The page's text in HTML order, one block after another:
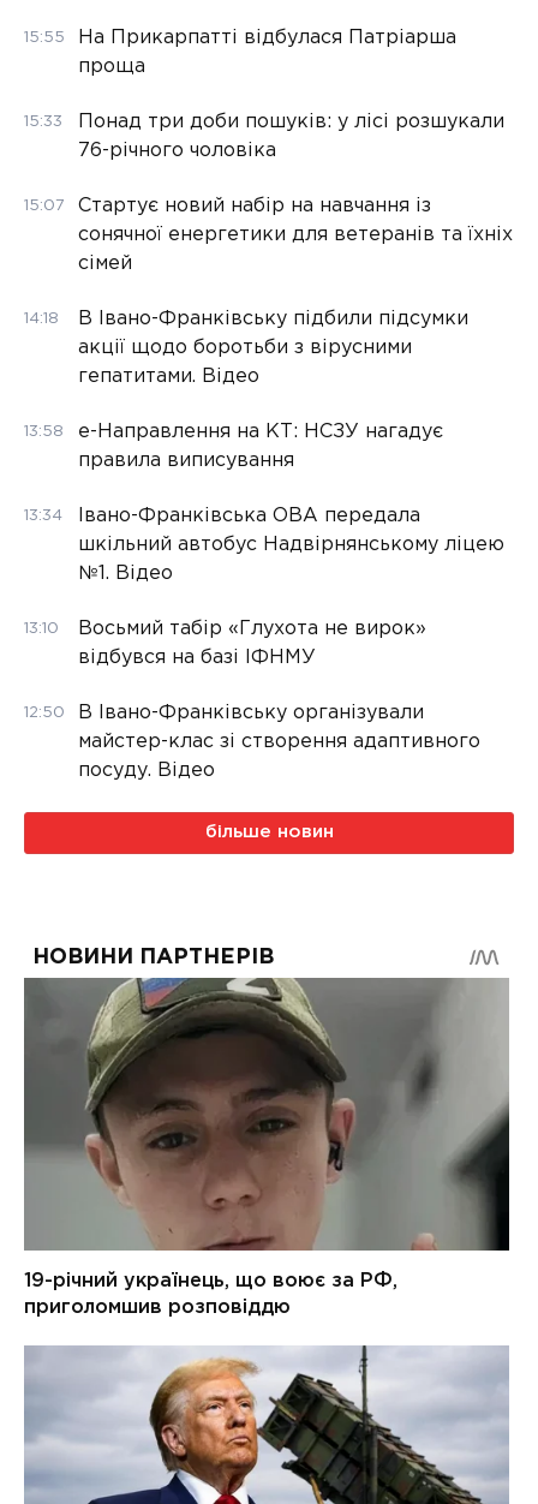
15:55
На Прикарпатті відбулася Патріарша
проща
15:33
Понад три доби пошуків: у лісі розшукали
76-річного чоловіка
15:07
Стартує новий набір на навчання із
сонячної енергетики для ветеранів та їхніх
сімей
14:18
В Івано-Франківську підбили підсумки
акції щодо боротьби з вірусними
гепатитами. Відео
13:58
е-Направлення на КТ: НСЗУ нагадує
правила виписування
13:34
Івано-Франківська ОВА передала
шкільний автобус Надвірнянському ліцею
№1. Відео
13:10
Восьмий табір «Глухота не вирок»
відбувся на базі ІФНМУ
12:50
В Івано-Франківську організували
майстер-клас зі створення адаптивного
посуду. Відео
більше новин